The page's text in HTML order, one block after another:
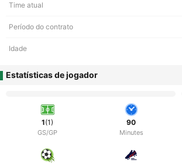
Time atual
Período do contrato
Idade
Estatísticas de jogador
1(1)
GS/GP
90
Minutes